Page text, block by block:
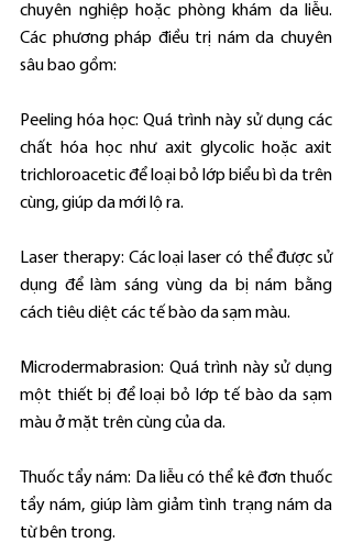
chuyên nghiệp hoặc phòng khám da liễu.
Các phương pháp điều trị nám da chuyên
sâu bao gồm:
Peeling hóa học: Quá trình này sử dụng các
chất hóa học như axit glycolic hoặc axit
trichloroacetic để loại bỏ lớp biểu bì da trên
cùng, giúp da mới lộ ra.
Laser therapy: Các loại laser có thể được sử
dụng để làm sáng vùng da bị nám bằng
cách tiêu diệt các tế bào da sạm màu.
Microdermabrasion: Quá trình này sử dụng
một thiết bị để loại bỏ lớp tế bào da sạm
màu ở mặt trên cùng của da.
Thuốc tẩy nám: Da liễu có thể kê đơn thuốc
tẩy nám, giúp làm giảm tình trạng nám da
từ bên trong.